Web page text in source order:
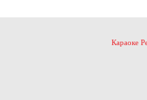
Караоке